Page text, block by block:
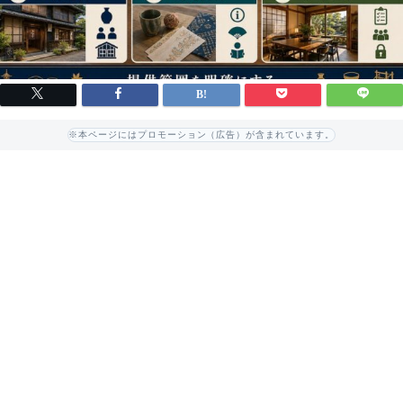
※本ページにはプロモーション（広告）が含まれています。